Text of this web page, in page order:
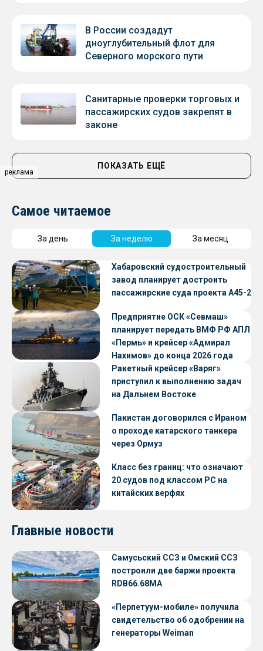
реклама
В России создадут
дноуглубительный флот для
Северного морского пути
Санитарные проверки торговых и
пассажирских судов закрепят в
законе
ПОКАЗАТЬ ЕЩЁ
Самое читаемое
За день За неделю За месяц
Хабаровский судостроительный
завод планирует достроить
пассажирские суда проекта А45-2
Предприятие ОСК «Севмаш»
планирует передать ВМФ РФ АПЛ
«Пермь» и крейсер «Адмирал
Нахимов» до конца 2026 года
Ракетный крейсер «Варяг»
приступил к выполнению задач
на Дальнем Востоке
Пакистан договорился с Ираном
о проходе катарского танкера
через Ормуз
Класс без границ: что означают
20 судов под классом РС на
китайских верфях
Главные новости
Самусьский ССЗ и Омский ССЗ
построили две баржи проекта
RDB66.68МА
«Перпетуум-мобиле» получила
свидетельство об одобрении на
генераторы Weiman